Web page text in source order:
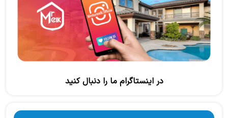
در اینستاگرام ما را دنبال کنید